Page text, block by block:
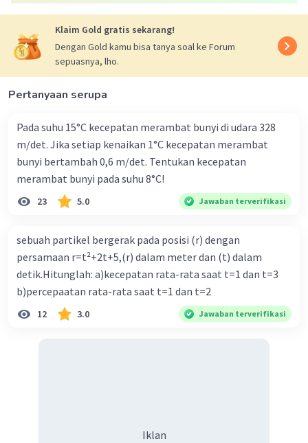
Jadi, massa jenis larutan A sebesar 1,53 g/cm³
Oleh karena itu, jawaban yang benar adalah D
Beri Rating·0.0
Iklan
Klaim Gold gratis sekarang!
Dengan Gold kamu bisa tanya soal ke Forum
sepuasnya, lho.
Pertanyaan serupa
Pada suhu 15°C kecepatan merambat bunyi di udara 328
m/det. Jika setiap kenaikan 1°C kecepatan merambat
bunyi bertambah 0,6 m/det. Tentukan kecepatan
merambat bunyi pada suhu 8°C!
23 5.0 Jawaban terverifikasi
sebuah partikel bergerak pada posisi (r) dengan
persamaan r=t²+2t+5,(r) dalam meter dan (t) dalam
detik.Hitunglah: a)kecepatan rata-rata saat t=1 dan t=3
b)percepaatan rata-rata saat t=1 dan t=2
12 3.0 Jawaban terverifikasi
Iklan